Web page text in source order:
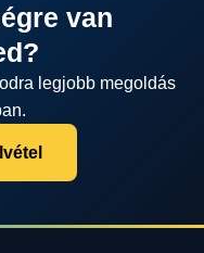
van
legjobb megoldás